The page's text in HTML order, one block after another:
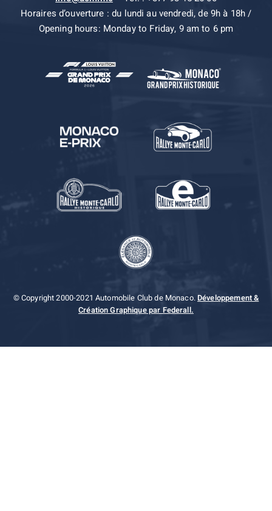
Horaires d’ouverture : du lundi au vendredi, de 9h à 18h /
Opening hours: Monday to Friday, 9 am to 6 pm
© Copyright 2000-2021 Automobile Club de Monaco.Développement &
Création Graphique par Federall.